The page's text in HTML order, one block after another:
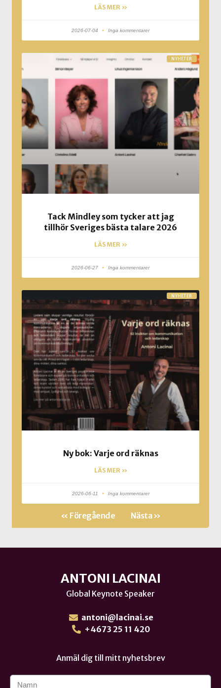
LÄS MER »
2026-07-04 Inga kommentarer
NYHETER
Tack Mindley som tycker att jag
tillhör Sveriges bästa talare 2026
LÄS MER »
2026-06-27 Inga kommentarer
NYHETER
Ny bok: Varje ord räknas
LÄS MER »
2026-06-11 Inga kommentarer
« Föregående Nästa »
ANTONI LACINAI
Global Keynote Speaker
antoni@lacinai.se
+4673 25 11 420
Anmäl dig till mitt nyhetsbrev